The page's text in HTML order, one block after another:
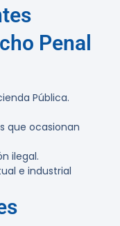
Penal
Pública.
que ocasionan
ilegal.
e industrial